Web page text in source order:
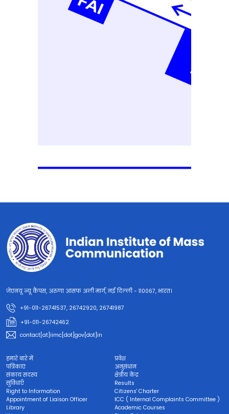
जेएनयू न्यू कैंपस, अरुणा आसफ अली मार्ग, नई दिल्ली - 110067, भारत।
+91-011-26741537, 26742920, 26741987
+91-011-26742462
contact[at]iimc[dot]gov[dot]in
हमारे बारे में
प्रवेश
पत्रिकाएं
अनुसंधान
संकाय सदस्य
क्षेत्रीय केंद्र
सुविधाएँ
Results
Right to Information
Citizens' Charter
Appointment of Liaison Officer
ICC ( Internal Complaints Committee )
Library
Academic Courses